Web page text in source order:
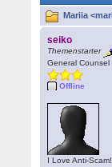
Mariia
seiko
Themenstarter
General Counsel
Offline
I Love Anti-Scam!